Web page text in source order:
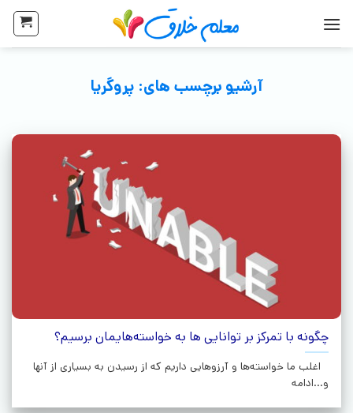
آرشیو برچسب های: پروگریا
چگونه با تمرکز بر توانایی‌ ها به خواسته‌هایمان برسیم؟
اغلب ما خواسته‌ها و آرزوهایی داریم که از رسیدن به بسیاری از آنها
و...ادامه